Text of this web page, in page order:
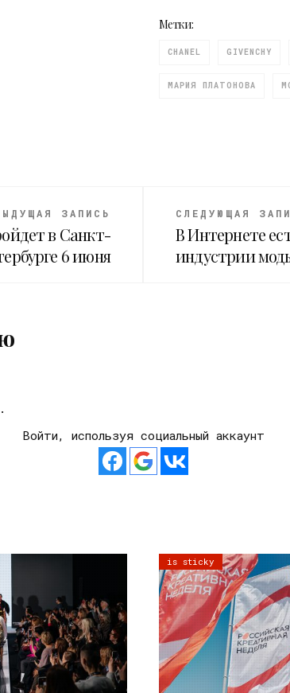
Метки:
CHANEL GIVENCHY
МАРИЯ ПЛАТОНОВА
ЗАПИСЬ
в Санкт-
6 июня
СЛЕДУЮЩАЯ
В Интернете
индустрии
.
Войти, используя социальный аккаунт
is sticky